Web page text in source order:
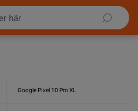
Google Pixel 10 Pro XL